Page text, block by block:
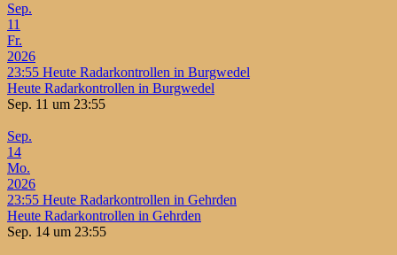
Sep.
11
Fr.
2026
23:55 Heute Radarkontrollen in Burgwedel
Heute Radarkontrollen in Burgwedel
Sep. 11 um 23:55
Sep.
14
Mo.
2026
23:55 Heute Radarkontrollen in Gehrden
Heute Radarkontrollen in Gehrden
Sep. 14 um 23:55